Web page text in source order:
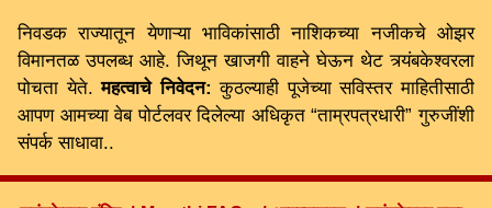
निवडक राज्यातून येणाऱ्या भाविकांसाठी नाशिकच्या नजीकचे ओझर
विमानतळ उपलब्ध आहे. जिथून खाजगी वाहने घेऊन थेट त्र्यंबकेश्वरला
पोचता येते.महत्वाचे निवेदन: कुठल्याही पूजेच्या सविस्तर माहितीसाठी
आपण आमच्या वेब पोर्टलवर दिलेल्या अधिकृत “ताम्रपत्रधारी” गुरुजींशी
संपर्क साधावा..